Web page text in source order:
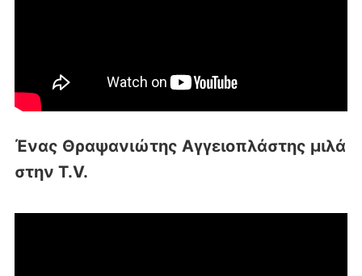
Ένας Θραψανιώτης Αγγειοπλάστης μιλά
στην T.V.